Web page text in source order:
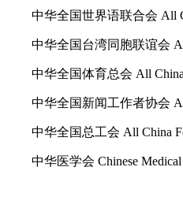
中华全国世界语联合会 All
中华全国台湾同胞联谊会
中华全国体育总会 All China
中华全国新闻工作者协会 All
中华全国总工会 All China
中华医学会 Chinese Medical